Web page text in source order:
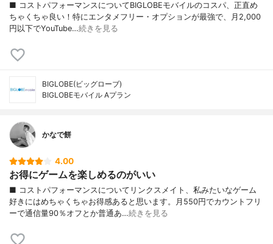
■ コストパフォーマンスについてBIGLOBEモバイルのコスパ、正直め
ちゃくちゃ良い！特にエンタメフリー・オプションが最強で、月2,000
円以下でYouTube…続きを見る
BIGLOBE(ビッグローブ)
BIGLOBEモバイル Aプラン
かなで餅
4.00
お得にゲームを楽しめるのがいい
■ コストパフォーマンスについてリンクスメイト、私みたいなゲーム
好きにはめちゃくちゃお得感あると思います。月550円でカウントフリ
ーで通信量90％オフとか普通あ…続きを見る